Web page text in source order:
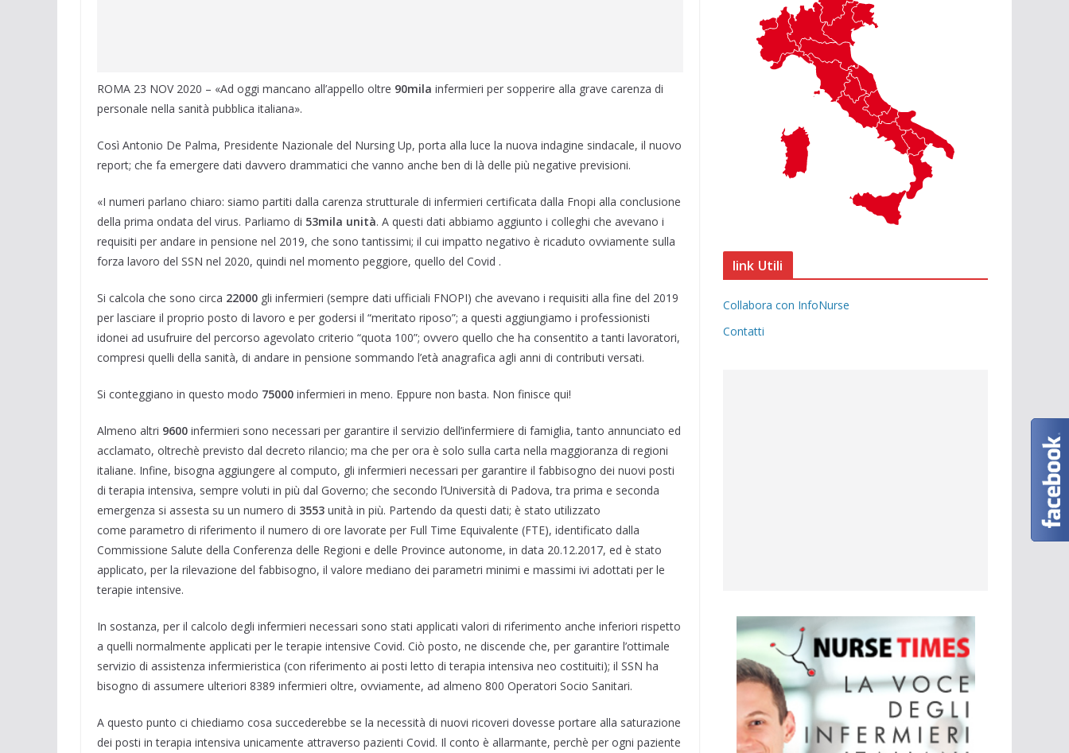
ROMA 23 NOV 2020 – «Ad oggi mancano all’appello oltre 90mila infermieri per sopperire alla grave carenza di
personale nella sanità pubblica italiana».
Così Antonio De Palma, Presidente Nazionale del Nursing Up, porta alla luce la nuova indagine sindacale, il nuovo
report; che fa emergere dati davvero drammatici che vanno anche ben di là delle più negative previsioni.
«I numeri parlano chiaro: siamo partiti dalla carenza strutturale di infermieri certificata dalla Fnopi alla conclusione
della prima ondata del virus. Parliamo di 53mila unità. A questi dati abbiamo aggiunto i colleghi che avevano i
requisiti per andare in pensione nel 2019, che sono tantissimi; il cui impatto negativo è ricaduto ovviamente sulla
forza lavoro del SSN nel 2020, quindi nel momento peggiore, quello del Covid .
Si calcola che sono circa 22000 gli infermieri (sempre dati ufficiali FNOPI) che avevano i requisiti alla fine del 2019
per lasciare il proprio posto di lavoro e per godersi il “meritato riposo”; a questi aggiungiamo i professionisti
idonei ad usufruire del percorso agevolato criterio “quota 100”; ovvero quello che ha consentito a tanti lavoratori,
compresi quelli della sanità, di andare in pensione sommando l’età anagrafica agli anni di contributi versati.
Si conteggiano in questo modo 75000 infermieri in meno. Eppure non basta. Non finisce qui!
Almeno altri 9600 infermieri sono necessari per garantire il servizio dell’infermiere di famiglia, tanto annunciato ed
acclamato, oltrechè previsto dal decreto rilancio; ma che per ora è solo sulla carta nella maggioranza di regioni
italiane. Infine, bisogna aggiungere al computo, gli infermieri necessari per garantire il fabbisogno dei nuovi posti
di terapia intensiva, sempre voluti in più dal Governo; che secondo l’Università di Padova, tra prima e seconda
emergenza si assesta su un numero di 3553 unità in più. Partendo da questi dati; è stato utilizzato
come parametro di riferimento il numero di ore lavorate per Full Time Equivalente (FTE), identificato dalla
Commissione Salute della Conferenza delle Regioni e delle Province autonome, in data 20.12.2017, ed è stato
applicato, per la rilevazione del fabbisogno, il valore mediano dei parametri minimi e massimi ivi adottati per le
terapie intensive.
In sostanza, per il calcolo degli infermieri necessari sono stati applicati valori di riferimento anche inferiori rispetto
a quelli normalmente applicati per le terapie intensive Covid. Ciò posto, ne discende che, per garantire l’ottimale
servizio di assistenza infermieristica (con riferimento ai posti letto di terapia intensiva neo costituiti); il SSN ha
bisogno di assumere ulteriori 8389 infermieri oltre, ovviamente, ad almeno 800 Operatori Socio Sanitari.
A questo punto ci chiediamo cosa succederebbe se la necessità di nuovi ricoveri dovesse portare alla saturazione
dei posti in terapia intensiva unicamente attraverso pazienti Covid. Il conto è allarmante, perchè per ogni paziente
link Utili
Collabora con InfoNurse
Contatti